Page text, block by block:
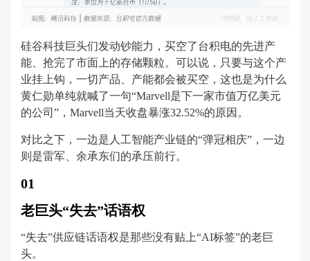
硅谷科技巨头们发动钞能力，买空了台积电的先进产
能、抢完了市面上的存储颗粒。可以说，只要与这个产
业挂上钩，一切产品、产能都会被买空，这也是为什么
黄仁勋单纯就喊了一句“Marvell是下一家市值万亿美元
的公司”，Marvell当天收盘暴涨32.52%的原因。
对比之下，一边是人工智能产业链的“弹冠相庆”，一边
则是雷军、余承东们的承压前行。
01
老巨头“失去”话语权
“失去”供应链话语权是那些没有贴上“AI标签”的老巨
头。